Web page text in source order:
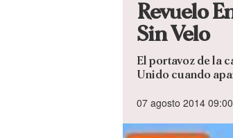
Revuelo
Sin Velo
El portavoz de la
Unido cuando
07 agosto 2014 09:00